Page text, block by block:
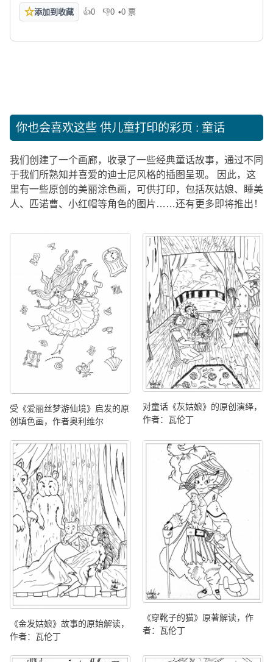
☆添加到收藏 👍0
喜欢 👎0
不喜欢
•0 票
你也会喜欢这些 供儿童打印的彩页 : 童话
我们创建了一个画廊，收录了一些经典童话故事，通过不同
于我们所熟知并喜爱的迪士尼风格的插图呈现。 因此，这
里有一些原创的美丽涂色画，可供打印，包括灰姑娘、睡美
人、匹诺曹、小红帽等角色的图片……还有更多即将推出！
受《爱丽丝梦游仙境》启发的原
创填色画，作者奥利维尔
对童话《灰姑娘》的原创演绎，
作者：瓦伦丁
《金发姑娘》故事的原始解读，
作者：瓦伦丁
《穿靴子的猫》原著解读，作
者：瓦伦丁